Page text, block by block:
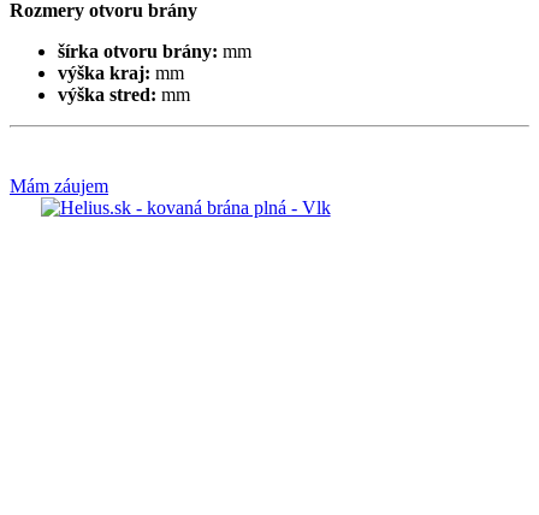
Rozmery otvoru brány
šírka otvoru brány: mm
výška kraj: mm
výška stred: mm
Mám záujem